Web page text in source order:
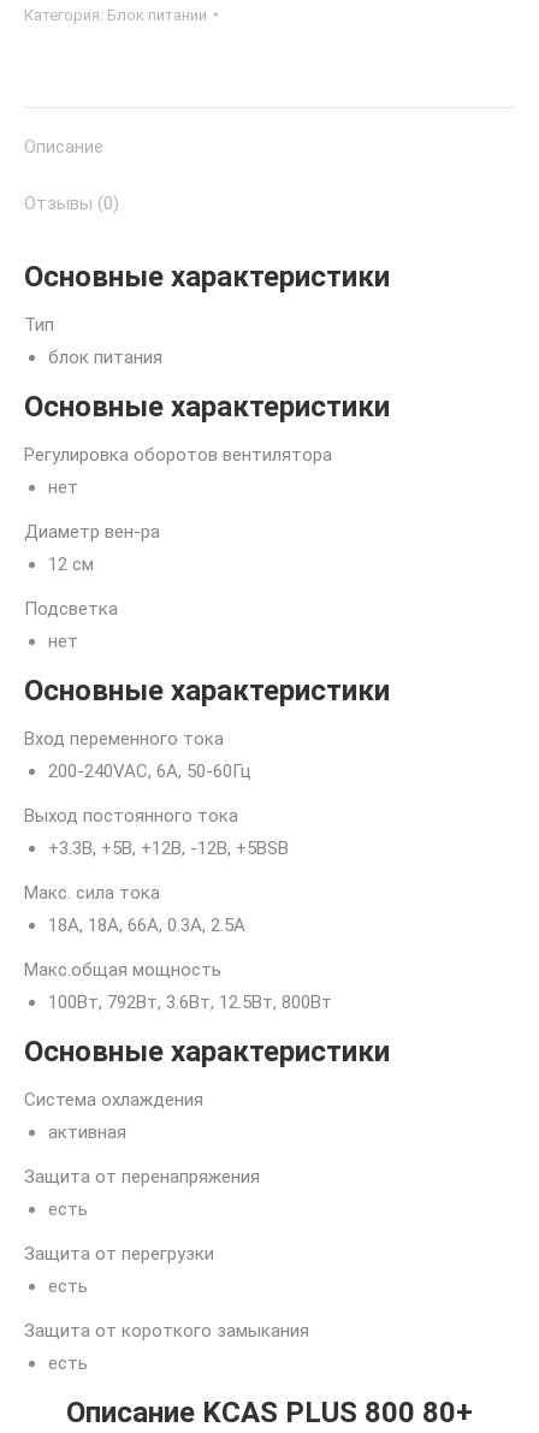
PLUS
APFC
Категория: Блок питании
Описание
Отзывы (0)
Основные характеристики
Тип
блок питания
Основные характеристики
Регулировка оборотов вентилятора
нет
Диаметр вен-ра
12 см
Подсветка
нет
Основные характеристики
Вход переменного тока
200-240VAC, 6A, 50-60Гц
Выход постоянного тока
+3.3B, +5B, +12B, -12B, +5BSB
Макс. сила тока
18A, 18A, 66A, 0.3A, 2.5A
Mакс.общая мощность
100Вт, 792Вт, 3.6Вт, 12.5Вт, 800Вт
Основные характеристики
Система охлаждения
активная
Защита от перенапряжения
есть
Защита от перегрузки
есть
Защита от короткого замыкания
есть
Описание KCAS PLUS 800 80+